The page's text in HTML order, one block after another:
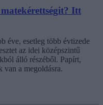
Itt
éve, esetleg több évtizede
az idei középszintű
álló részéből. Papírt,
van a megoldásra.